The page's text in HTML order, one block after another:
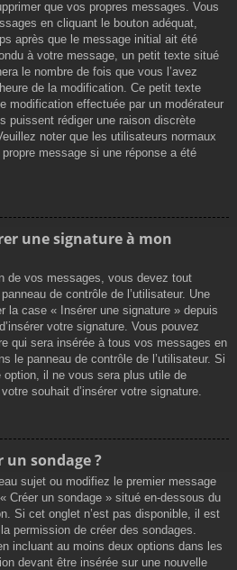
que vos propres messages. Vous
en cliquant le bouton adéquat,
après que le message initial ait été
à votre message, un petit texte situé
le nombre de fois que vous l’avez
de la modification. Ce petit texte
modification effectuée par un modérateur
puissent rédiger une raison discrète
noter que les utilisateurs normaux
message si une réponse a été
une signature à mon
de vos messages, vous devez tout
de contrôle de l’utilisateur. Une
la case « Insérer une signature » depuis
votre signature. Vous pouvez
qui sera insérée à tous vos messages en
le panneau de contrôle de l’utilisateur. Si
il ne vous sera plus utile de
souhait d’insérer votre signature.
un sondage ?
sujet ou modifiez le premier message
Créer un sondage » situé en-dessous du
Si cet onglet n’est pas disponible, il est
permission de créer des sondages.
incluant au moins deux options dans les
devant être insérée sur une nouvelle